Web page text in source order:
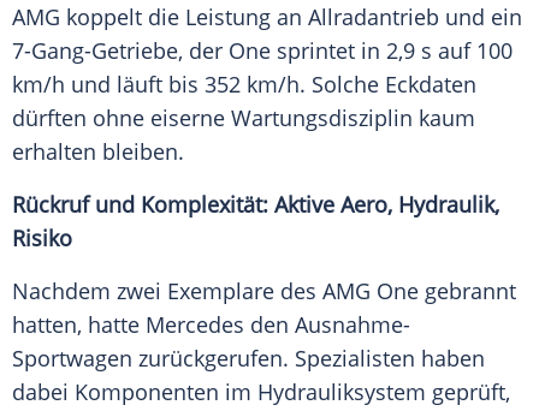
AMG koppelt die Leistung an Allradantrieb und ein
7-Gang-Getriebe, der One sprintet in 2,9 s auf 100
km/h und läuft bis 352 km/h. Solche Eckdaten
dürften ohne eiserne Wartungsdisziplin kaum
erhalten bleiben.
Rückruf und Komplexität: Aktive Aero, Hydraulik,
Risiko
Nachdem zwei Exemplare des AMG One gebrannt
hatten, hatte Mercedes den Ausnahme-
Sportwagen zurückgerufen. Spezialisten haben
dabei Komponenten im Hydrauliksystem geprüft,